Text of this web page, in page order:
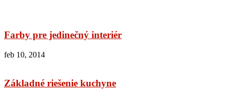
Farby pre jedinečný interiér
feb 10, 2014
Základné riešenie kuchyne